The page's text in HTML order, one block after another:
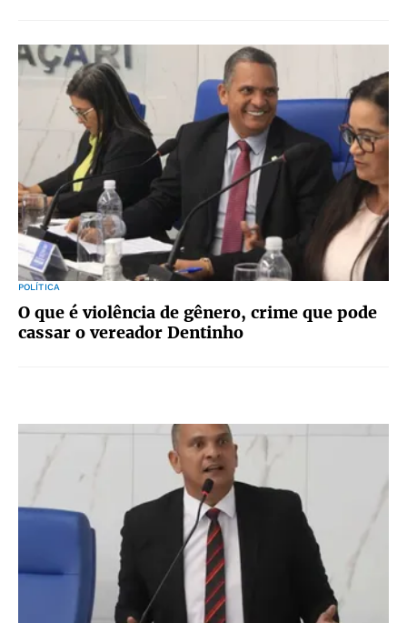
POLÍTICA
O que é violência de gênero, crime que pode
cassar o vereador Dentinho